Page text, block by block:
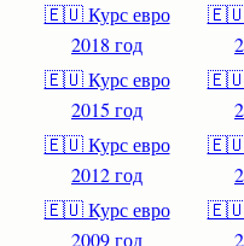
🇪🇺 Курс евро
2018 год
🇪🇺
🇪🇺 Курс евро
2015 год
🇪🇺
🇪🇺 Курс евро
2012 год
🇪🇺
🇪🇺 Курс евро
2009 год
🇪🇺